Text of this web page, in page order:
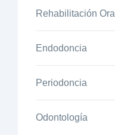
Rehabilitación Oral
Endodoncia
Periodoncia
Odontología